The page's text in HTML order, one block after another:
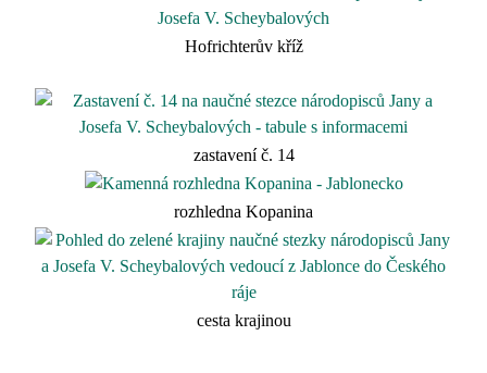
Hofrichterův kříž
zastavení č. 14
rozhledna Kopanina
cesta krajinou